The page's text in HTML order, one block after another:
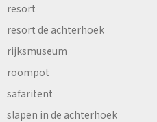
resort
resort de achterhoek
rijksmuseum
roompot
safaritent
slapen in de achterhoek